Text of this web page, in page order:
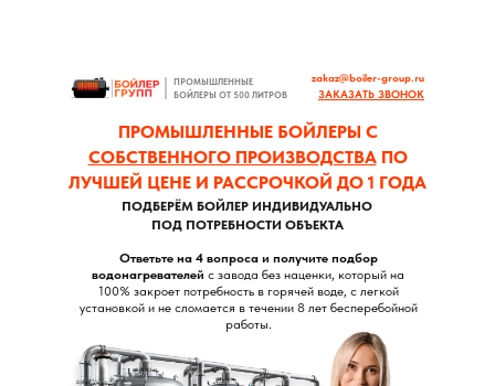
Ответьте на 4 вопроса и получите подбор
водонагревателей с завода без наценки, который на
100% закроет потребность в горячей воде, с легкой
установкой и не сломается в течении 8 лет бесперебойной
работы.
ПРОМЫШЛЕННЫЕ БОЙЛЕРЫ С
СОБСТВЕННОГО ПРОИЗВОДСТВАПО
ЛУЧШЕЙ ЦЕНЕ И РАССРОЧКОЙ ДО 1 ГОДА
ПОДБЕРЁМ БОЙЛЕР ИНДИВИДУАЛЬНО
ПОД ПОТРЕБНОСТИ ОБЪЕКТА
ПРОМЫШЛЕННЫЕ
БОЙЛЕРЫ ОТ 500 ЛИТРОВ
zakaz@boiler-group.ru
ЗАКАЗАТЬ ЗВОНОК